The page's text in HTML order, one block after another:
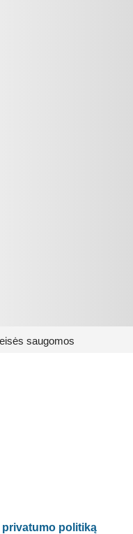
saugomos
privatumo politiką.